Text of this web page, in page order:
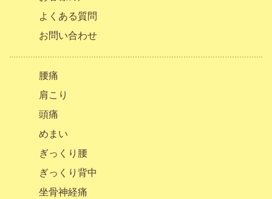
よくある質問
お問い合わせ
腰痛
肩こり
頭痛
めまい
ぎっくり腰
ぎっくり背中
坐骨神経痛